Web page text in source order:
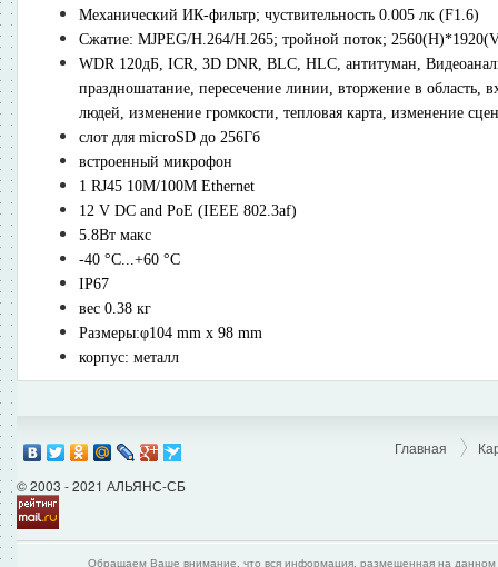
Механический ИК-фильтр; чуствительность 0.005 лк (F1.6)
Сжатие: MJPEG/H.264/H.265; тройной поток;
WDR 120дБ, ICR, 3D DNR, BLC, HLC, антитуман,
праздношатание, пересечение линии, вторжение в область,
людей, изменение громкости, тепловая карта, изменение
cлот для microSD до 256Гб
встроенный микрофон
1 RJ45 10M/100M Ethernet
12 V DC and PoE (IEEE 802.3af)
5.8Вт макс
-40 °C...+60 °C
IP67
вес 0.38 кг
Размеры:φ104 mm x 98 mm
корпус: металл
© 2003 - 2021 АЛЬЯНС-СБ
Главная
Обращаем Ваше внимание, что вся информация, размещенная на данном